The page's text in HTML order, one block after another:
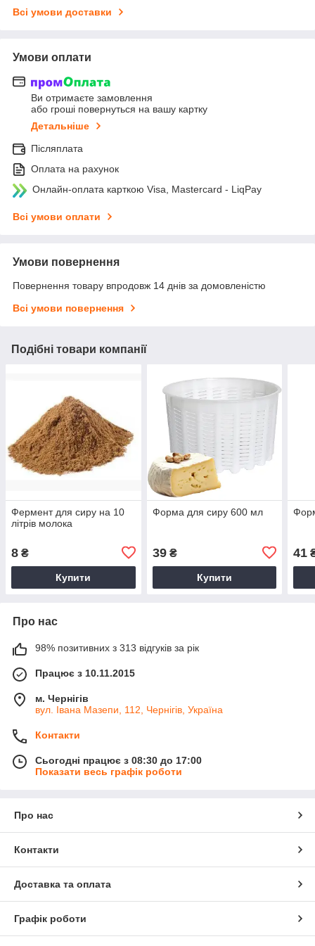
Всі умови доставки
Умови оплати
Ви отримаєте замовлення
або гроші повернуться на вашу картку
Детальніше
Післяплата
Оплата на рахунок
Онлайн-оплата карткою Visa, Mastercard - LiqPay
Всі умови оплати
Умови повернення
Повернення товару впродовж 14 днів за домовленістю
Всі умови повернення
Подібні товари компанії
Фермент для сиру на 10
літрів молока
8 ₴
Купити
Форма для сиру 600 мл
39₴
Купити
41
Про нас
98% позитивних з 313 відгуків за рік
Працює з 10.11.2015
м. Чернігів
вул. Івана Мазепи, 112, Чернігів, Україна
Контакти
Сьогодні працює з 08:30 до 17:00
Показати весь графік роботи
Про нас
Контакти
Доставка та оплата
Графік роботи